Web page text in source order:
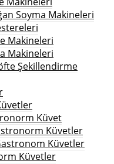
Soyma Makineleri
Makineleri
Makineleri
Şekillendirme
Küvet
Küvetler
Küvetler
Küvetler